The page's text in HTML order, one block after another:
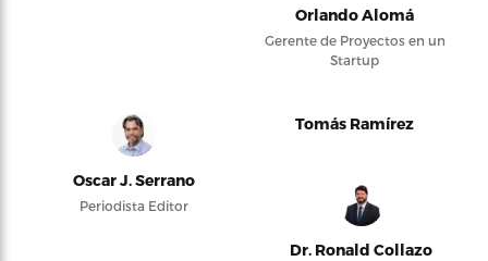
Orlando Alomá
Gerente de Proyectos en un
Startup
Oscar J. Serrano
Periodista Editor
Tomás Ramírez
Dr. Ronald Collazo